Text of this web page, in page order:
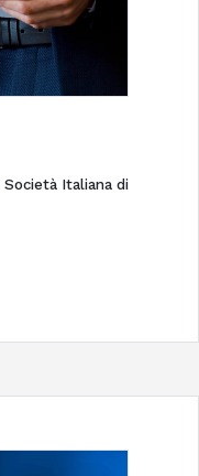
Italiana di